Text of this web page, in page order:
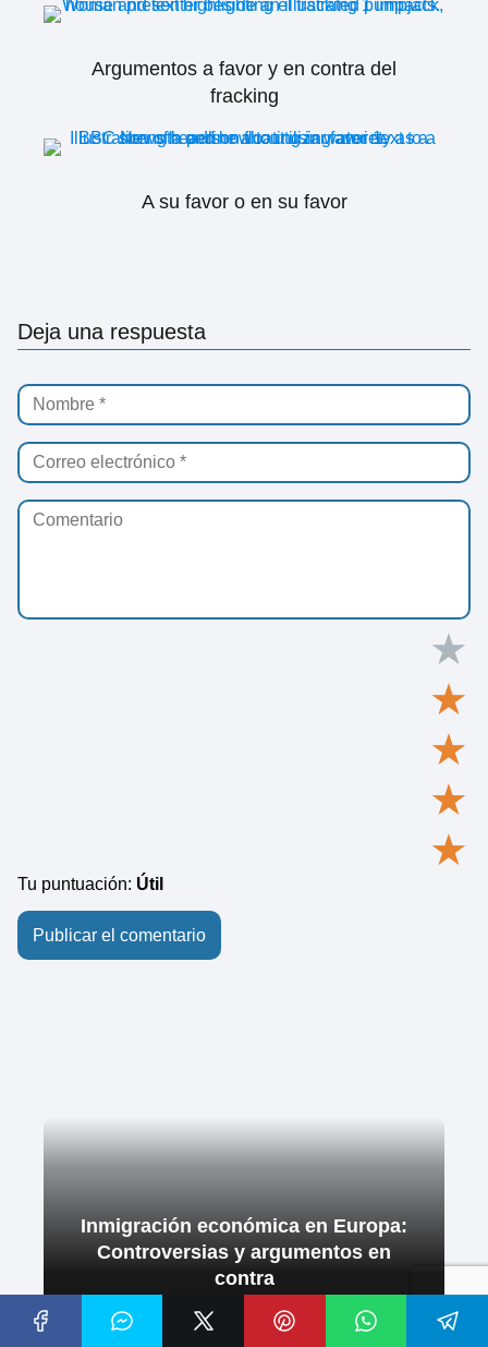
Argumentos a favor y en contra del
fracking
A su favor o en su favor
Deja una respuesta
★
★
★
★
★
Tu puntuación: Útil
Inmigración económica en Europa:
Controversias y argumentos en
contra